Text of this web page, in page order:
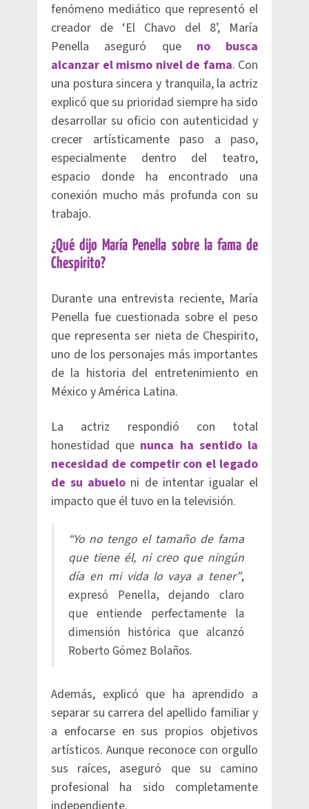
fenómeno mediático que representó el
creador de ‘El Chavo del 8’, María
Penella aseguró que no busca
alcanzar el mismo nivel de fama. Con
una postura sincera y tranquila, la actriz
explicó que su prioridad siempre ha sido
desarrollar su oficio con autenticidad y
crecer artísticamente paso a paso,
especialmente dentro del teatro,
espacio donde ha encontrado una
conexión mucho más profunda con su
trabajo.
¿Qué dijo María Penella sobre la fama de
Chespirito?
Durante una entrevista reciente, María
Penella fue cuestionada sobre el peso
que representa ser nieta de Chespirito,
uno de los personajes más importantes
de la historia del entretenimiento en
México y América Latina.
La actriz respondió con total
honestidad que nunca ha sentido la
necesidad de competir con el legado
de su abuelo ni de intentar igualar el
impacto que él tuvo en la televisión.
“Yo no tengo el tamaño de fama
que tiene él, ni creo que ningún
día en mi vida lo vaya a tener”,
expresó Penella, dejando claro
que entiende perfectamente la
dimensión histórica que alcanzó
Roberto Gómez Bolaños.
Además, explicó que ha aprendido a
separar su carrera del apellido familiar y
a enfocarse en sus propios objetivos
artísticos. Aunque reconoce con orgullo
sus raíces, aseguró que su camino
profesional ha sido completamente